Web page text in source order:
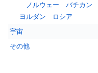
ノルウェー
バチカン
ヨルダン
ロシア
宇宙
その他